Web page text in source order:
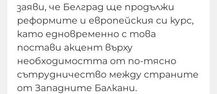
заяви, че Белград ще продължи
реформите и европейския си курс,
като едновременно с това
постави акцент върху
необходимостта от по-тясно
сътрудничество между страните
от Западните Балкани.